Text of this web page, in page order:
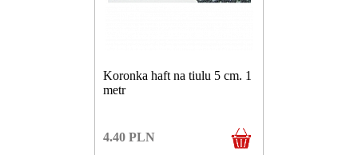
Koronka haft na tiulu 5 cm. 1
metr
4.40 PLN